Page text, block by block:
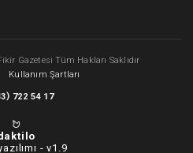
Gazetesi Tüm Hakları Saklıdır
Kullanım Şartları
) 722 54 17
-v1.9